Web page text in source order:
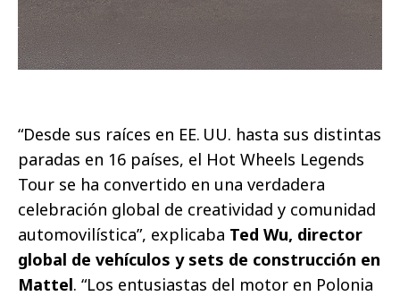
“Desde sus raíces en EE. UU. hasta sus distintas
paradas en 16 países, el Hot Wheels Legends
Tour se ha convertido en una verdadera
celebración global de creatividad y comunidad
automovilística”, explicaba Ted Wu, director
global de vehículos y sets de construcción en
Mattel. “Los entusiastas del motor en Polonia